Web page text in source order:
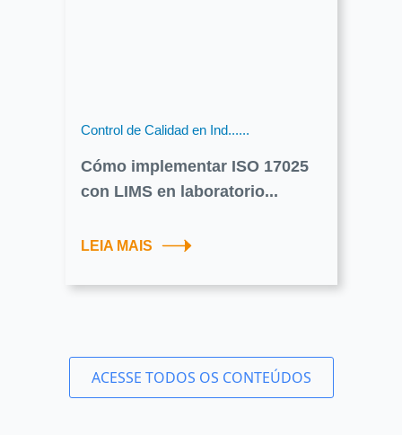
Control de Calidad en Ind......
Cómo implementar ISO 17025
con LIMS en laboratorio...
LEIA MAIS
ACESSE TODOS OS CONTEÚDOS